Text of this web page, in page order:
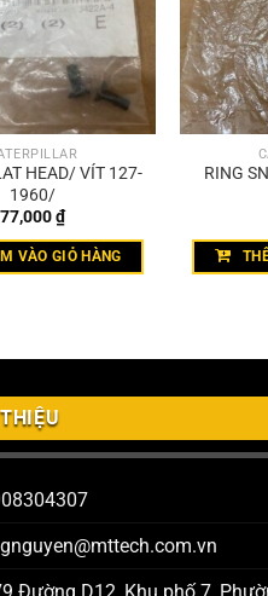
HEAD/ VÍT 127-
1960/
77,000₫
VÀO GIỎ HÀNG
RING